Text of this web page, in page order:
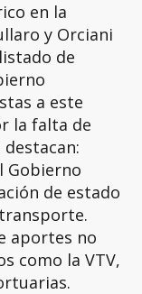
en la
y Orciani
de
a este
la falta de
Gobierno
de estado
aportes no
como la VTV,